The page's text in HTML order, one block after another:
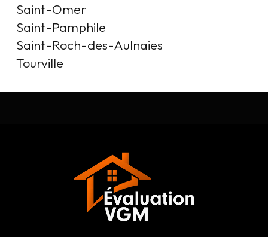
Saint-Omer
Saint-Pamphile
Saint-Roch-des-Aulnaies
Tourville